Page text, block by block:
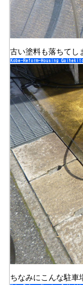
古い塗料も落ちてし
ちなみにこんな駐車